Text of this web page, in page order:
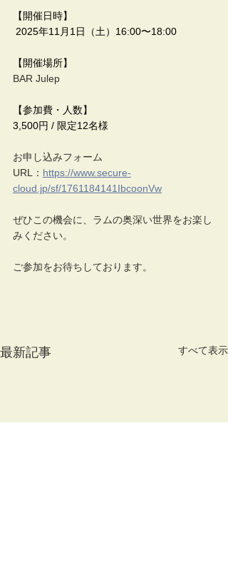
【開催日時】
2025年11月1日（土）16:00〜18:00
【開催場所】
BAR Julep
【参加費・人数】
3,500円 / 限定12名様
お申し込みフォーム
URL： https://www.secure-
cloud.jp/sf/1761184141IbcoonVw
ぜひこの機会に、ラムの奥深い世界をお楽し
みください。
ご参加をお待ちしております。
最新記事 すべて表示